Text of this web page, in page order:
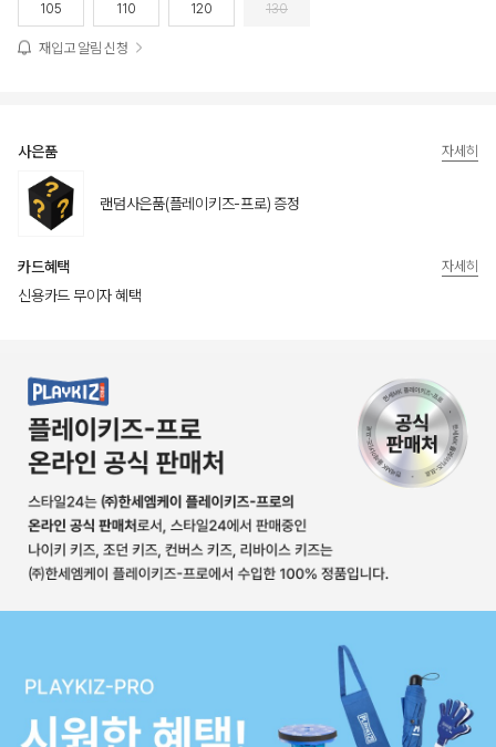
105 110 120 130
재입고 알림 신청
사은품
랜덤사은품(플레이키즈-프로) 증정
자세히
카드혜택
신용카드 무이자 혜택
자세히